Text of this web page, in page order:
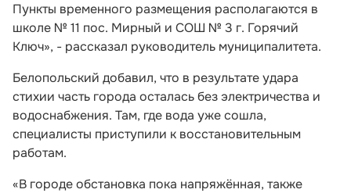
Пункты временного размещения располагаются в
школе № 11 пос. Мирный и СОШ № 3 г. Горячий
Ключ», - рассказал руководитель муниципалитета.
Белопольский добавил, что в результате удара
стихии часть города осталась без электричества и
водоснабжения. Там, где вода уже сошла,
специалисты приступили к восстановительным
работам.
«В городе обстановка пока напряжённая, также